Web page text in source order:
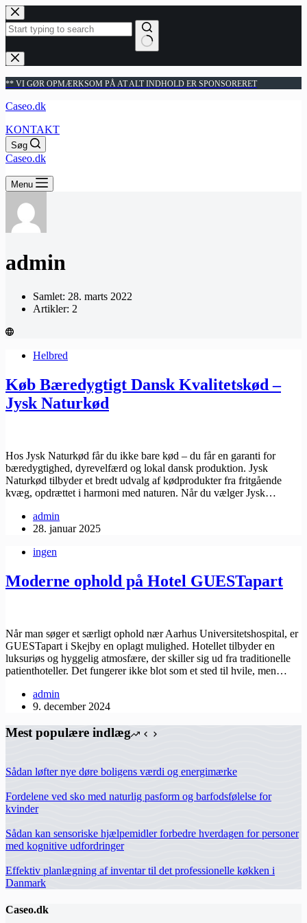
Fortsæt
til
indhold
Ingen
resultater
** VI GØR OPMÆRKSOM PÅ AT ALT INDHOLD ER SPONSORERET
Caseo.dk
KONTAKT
Søg
Caseo.dk
Menu
admin
Samlet: 28. marts 2022
Artikler: 2
Helbred
Køb Bæredygtigt Dansk Kvalitetskød –
Jysk Naturkød
Hos Jysk Naturkød får du ikke bare kød – du får en garanti for
bæredygtighed, dyrevelfærd og lokal dansk produktion. Jysk
Naturkød tilbyder et bredt udvalg af kødprodukter fra fritgående
kvæg, opdrættet i harmoni med naturen. Når du vælger Jysk…
admin
28. januar 2025
ingen
Moderne ophold på Hotel GUESTapart
Når man søger et særligt ophold nær Aarhus Universitetshospital, er
GUESTapart i Skejby en oplagt mulighed. Hotellet tilbyder en
luksuriøs og hyggelig atmosfære, der skiller sig ud fra traditionelle
patienthoteller. Det fungerer ikke blot som et sted til hvile, men…
admin
9. december 2024
Mest populære indlæg
Sådan løfter nye døre boligens værdi og energimærke
Fordelene ved sko med naturlig pasform og barfodsfølelse for
kvinder
Sådan kan sensoriske hjælpemidler forbedre hverdagen for personer
med kognitive udfordringer
Effektiv planlægning af inventar til det professionelle køkken i
Danmark
Caseo.dk